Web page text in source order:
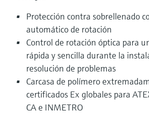
Protección contra sobrellenado
automático de rotación
Control de rotación óptica para
rápida y sencilla durante la
resolución de problemas
Carcasa de polímero
certificados Ex globales para
CA e INMETRO